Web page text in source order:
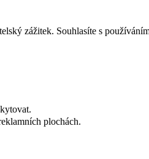
zážitek. Souhlasíte s
plochách.